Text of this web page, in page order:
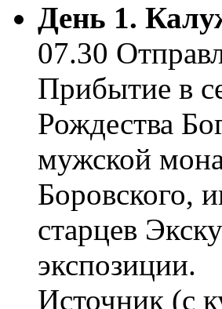
День 1.
07.30
Прибытие в
Рождества
мужской
Боровского,
старцев
экспозиции.
Источник (с